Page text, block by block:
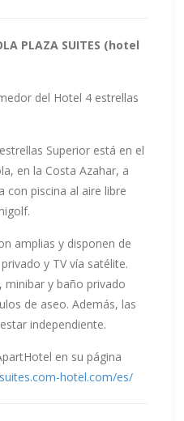
PLAZA SUITES (hotel
del Hotel 4 estrellas
Superior está en el
en la Costa Azahar, a
con piscina al aire libre
amplias y disponen de
y TV vía satélite.
y baño privado
de aseo. Además, las
independiente.
en su página
hotel.com/es/